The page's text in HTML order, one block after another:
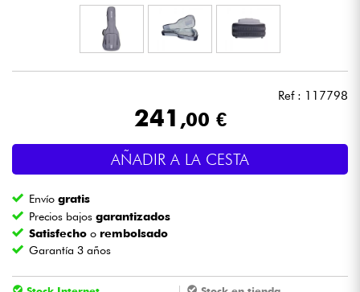
Batería y percusión
Vientos
Violines y cuarteto
Ref : 117798
241 ,00 €
AÑADIR A LA CESTA
Envíogratis
Precios bajosgarantizados
Satisfecho o rembolsado
Garantía 3 años